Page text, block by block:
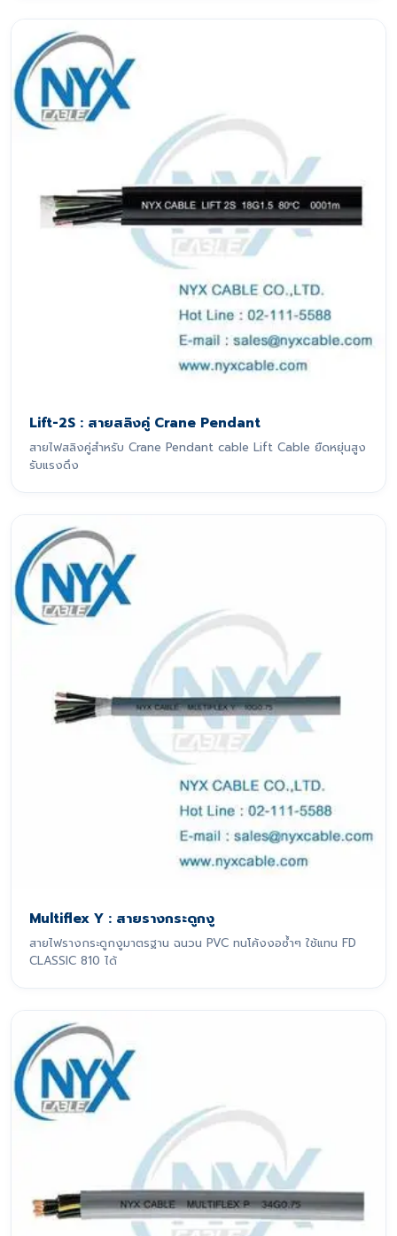
Lift-2S : สายสลิงคู่ Crane Pendant
สายไฟสลิงคู่สำหรับ Crane Pendant cable Lift Cable ยืดหยุ่นสูง
รับแรงดึง
Multiflex Y : สายรางกระดูกงู
สายไฟรางกระดูกงูมาตรฐาน ฉนวน PVC ทนโค้งงอซ้ำๆ ใช้แทน FD
CLASSIC 810 ได้